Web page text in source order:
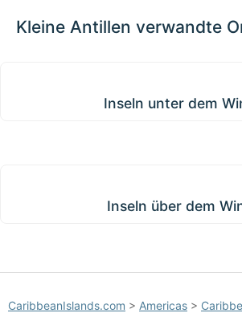
Kleine Antillen verwandte
Inseln unter dem
Inseln über dem
CaribbeanIslands.com > Americas >